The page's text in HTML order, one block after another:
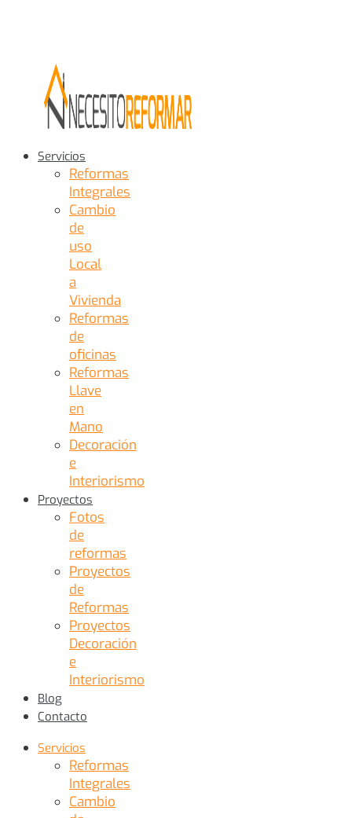
Servicios
Reformas
Integrales
Cambio
de
uso
Local
a
Vivienda
Reformas
de
oficinas
Reformas
Llave
en
Mano
Decoración
e
Interiorismo
Proyectos
Fotos
de
reformas
Proyectos
de
Reformas
Proyectos
Decoración
e
Interiorismo
Blog
Contacto
Servicios
Reformas
Integrales
Cambio